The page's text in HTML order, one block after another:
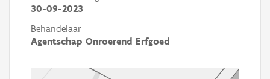
30-09-2023
Behandelaar
Agentschap Onroerend Erfgoed